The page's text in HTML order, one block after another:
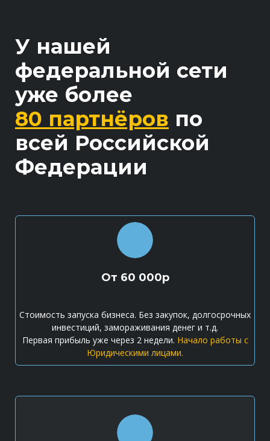
У нашей
федеральной сети
уже более
80 партнёров по
всей Российской
Федерации
От 60 000р
Стоимость запуска бизнеса. Без закупок, долгосрочных
инвестиций, замораживания денег и т.д.
Первая прибыль уже через 2 недели. Начало работы с
Юридическими лицами.